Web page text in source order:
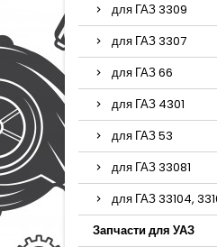
для ГАЗ 3309
для ГАЗ 3307
для ГАЗ 66
для ГАЗ 4301
для ГАЗ 53
для ГАЗ 33081
для ГАЗ 33104,
Запчасти для УАЗ